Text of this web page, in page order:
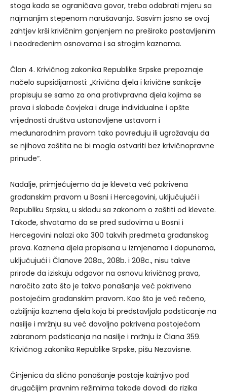
stoga kada se ograničava govor, treba odabrati mjeru sa
najmanjim stepenom narušavanja. Sasvim jasno se ovaj
zahtjev krši krivičnim gonjenjem na preširoko postavljenim
i neodređenim osnovama i sa strogim kaznama.
Član 4. Krivičnog zakonika Republike Srpske prepoznaje
načelo supsidijarnosti: „Krivična djela i krivične sankcije
propisuju se samo za ona protivpravna djela kojima se
prava i slobode čovjeka i druge individualne i opšte
vrijednosti društva ustanovljene ustavom i
međunarodnim pravom tako povređuju ili ugrožavaju da
se njihova zaštita ne bi mogla ostvariti bez krivičnopravne
prinude“.
Nadalje, primjećujemo da je kleveta već pokrivena
građanskim pravom u Bosni i Hercegovini, uključujući i
Republiku Srpsku, u skladu sa zakonom o zaštiti od klevete.
Takođe, shvatamo da se pred sudovima u Bosni i
Hercegovini nalazi oko 300 takvih predmeta građanskog
prava. Kaznena djela propisana u izmjenama i dopunama,
uključujući i Članove 208a., 208b. i 208c., nisu takve
prirode da iziskuju odgovor na osnovu krivičnog prava,
naročito zato što je takvo ponašanje već pokriveno
postojećim građanskim pravom. Kao što je već rečeno,
ozbiljnija kaznena djela koja bi predstavljala podsticanje na
nasilje i mržnju su već dovoljno pokrivena postojećom
zabranom podsticanja na nasilje i mržnju iz Člana 359.
Krivičnog zakonika Republike Srpske, pišu Nezavisne.
Činjenica da slično ponašanje postaje kažnjivo pod
drugačijim pravnim režimima takođe dovodi do rizika